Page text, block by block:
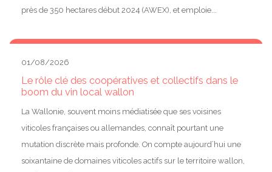
près de 350 hectares début 2024 (AWEX), et emploie...
01/08/2026
Le rôle clé des coopératives et collectifs dans le
boom du vin local wallon
La Wallonie, souvent moins médiatisée que ses voisines
viticoles françaises ou allemandes, connaît pourtant une
mutation discrète mais profonde. On compte aujourd’hui une
soixantaine de domaines viticoles actifs sur le territoire wallon,